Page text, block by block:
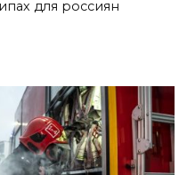
для россиян